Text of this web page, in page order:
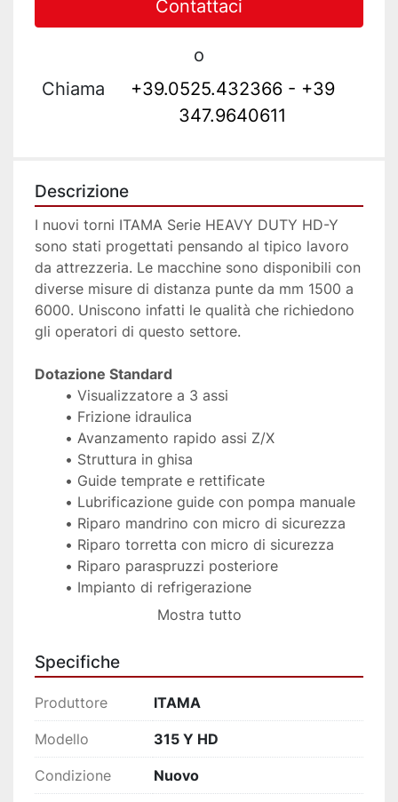
Contattaci
o
Chiama
+39.0525.432366 - +39
347.9640611
Descrizione
I nuovi torni ITAMA Serie HEAVY DUTY HD-Y
sono stati progettati pensando al tipico lavoro
da attrezzeria. Le macchine sono disponibili con
diverse misure di distanza punte da mm 1500 a
6000. Uniscono infatti le qualità che richiedono
gli operatori di questo settore.
Dotazione Standard
Visualizzatore a 3 assi
Frizione idraulica
Avanzamento rapido assi Z/X
Struttura in ghisa
Guide temprate e rettificate
Lubrificazione guide con pompa manuale
Riparo mandrino con micro di sicurezza
Riparo torretta con micro di sicurezza
Riparo paraspruzzi posteriore
Impianto di refrigerazione
Impianto di illuminazione
mm
Piattaforma a 4 griffe indipendenti
diametro 400 mm
Lunetta mobile
Contropunta fissa
Contropunta girevole
Mostra tutto
Specifiche
Produttore ITAMA
Modello 315 Y HD
Condizione Nuovo